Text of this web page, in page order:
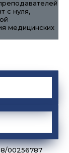
с нуля,
медицинских
00256787